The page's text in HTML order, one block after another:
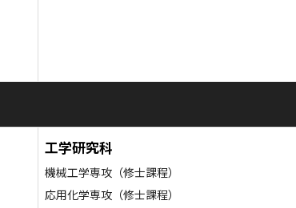
工学研究科
機械工学専攻（修士課程）
応用化学専攻（修士課程）